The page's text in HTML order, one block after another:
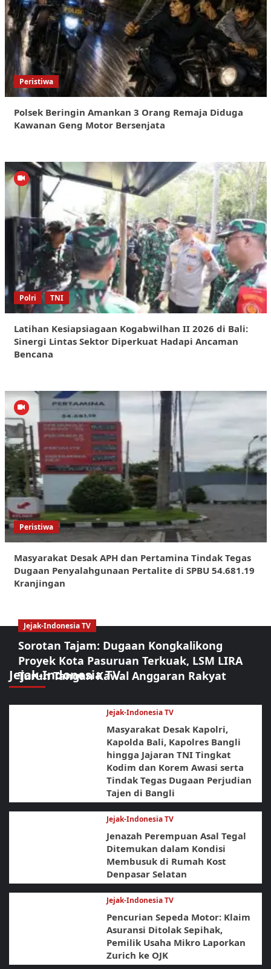
Peristiwa
Polsek Beringin Amankan 3 Orang Remaja Diduga
Kawanan Geng Motor Bersenjata
Polri TNI
Latihan Kesiapsiagaan Kogabwilhan II 2026 di Bali:
Sinergi Lintas Sektor Diperkuat Hadapi Ancaman
Bencana
Peristiwa
Masyarakat Desak APH dan Pertamina Tindak Tegas
Dugaan Penyalahgunaan Pertalite di SPBU 54.681.19
Kranjingan
Jejak-Indonesia TV
Jejak-Indonesia TV
Sorotan Tajam: Dugaan Kongkalikong
Proyek Kota Pasuruan Terkuak, LSM LIRA
Turun Tangan Kawal Anggaran Rakyat
Jejak-Indonesia TV
Masyarakat Desak Kapolri,
Kapolda Bali, Kapolres Bangli
hingga Jajaran TNI Tingkat
Kodim dan Korem Awasi serta
Tindak Tegas Dugaan Perjudian
Tajen di Bangli
Jejak-Indonesia TV
Jenazah Perempuan Asal Tegal
Ditemukan dalam Kondisi
Membusuk di Rumah Kost
Denpasar Selatan
Jejak-Indonesia TV
Pencurian Sepeda Motor: Klaim
Asuransi Ditolak Sepihak,
Pemilik Usaha Mikro Laporkan
Zurich ke OJK